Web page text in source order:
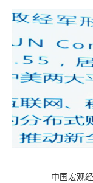
中国宏观